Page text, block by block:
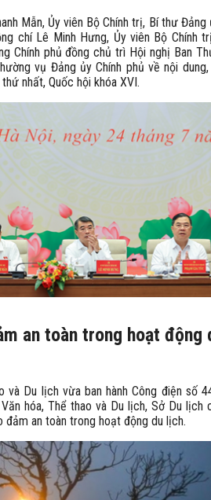
Mẫn, Ủy viên Bộ Chính trị, Bí thư Đảng
chí Lê Minh Hưng, Ủy viên Bộ Chính
Chính phủ đồng chủ trì Hội nghị Ban
vụ Đảng ủy Chính phủ về nội
nhất, Quốc hội khóa XVI.
an toàn trong hoạt động
và Du lịch vừa ban hành Công điện số
hóa, Thể thao và Du lịch, Sở Du lịch
an toàn trong hoạt động du lịch.